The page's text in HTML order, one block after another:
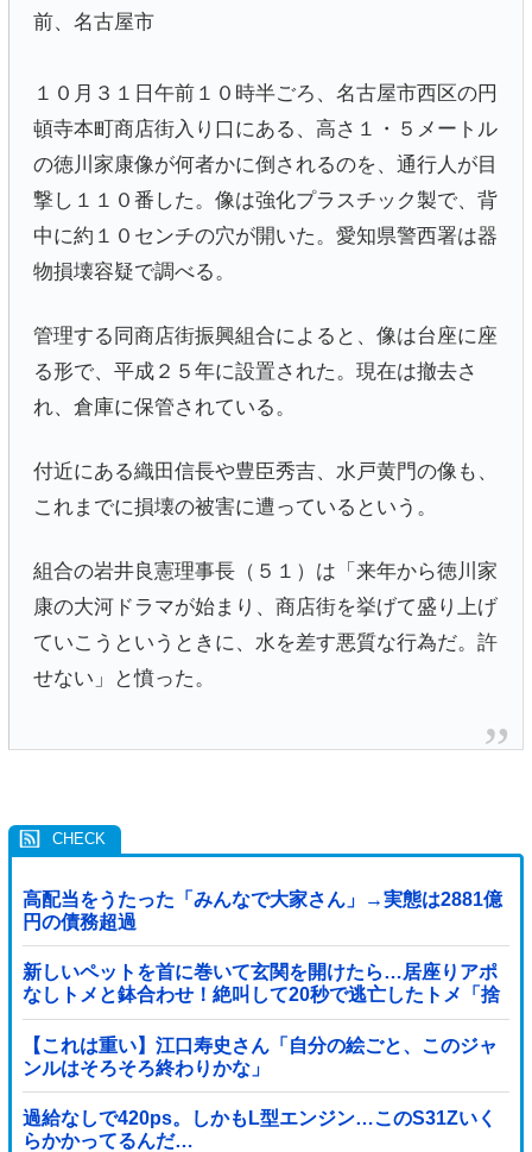
前、名古屋市
１０月３１日午前１０時半ごろ、名古屋市西区の円
頓寺本町商店街入り口にある、高さ１・５メートル
の徳川家康像が何者かに倒されるのを、通行人が目
撃し１１０番した。像は強化プラスチック製で、背
中に約１０センチの穴が開いた。愛知県警西署は器
物損壊容疑で調べる。
管理する同商店街振興組合によると、像は台座に座
る形で、平成２５年に設置された。現在は撤去さ
れ、倉庫に保管されている。
付近にある織田信長や豊臣秀吉、水戸黄門の像も、
これまでに損壊の被害に遭っているという。
組合の岩井良憲理事長（５１）は「来年から徳川家
康の大河ドラマが始まり、商店街を挙げて盛り上げ
ていこうというときに、水を差す悪質な行為だ。許
せない」と憤った。
高配当をうたった「みんなで大家さん」→実態は2881億
円の債務超過
新しいペットを首に巻いて玄関を開けたら…居座りアポ
なしトメと鉢合わせ！絶叫して20秒で逃亡したトメ「捨
てないと二度と行ってあげない！」←もう来なくて大丈
夫ですｗ
【これは重い】江口寿史さん「自分の絵ごと、このジャ
ンルはそろそろ終わりかな」
過給なしで420ps。しかもL型エンジン…このS31Zいく
らかかってるんだ…